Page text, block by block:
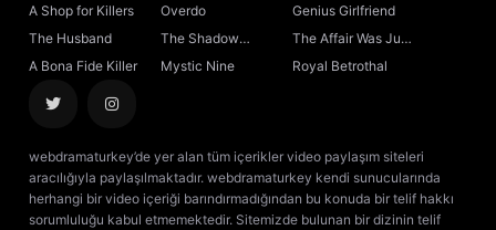
A Shop for Killers Overdo
Genius Girlfriend
The Husband
The Shadow
Sovereign
The Affair Was Just
the Beginning
A Bona Fide Killer Mystic Nine Royal Betrothal
webdramaturkey’de yer alan tüm içerikler video paylaşım siteleri
aracılığıyla paylaşılmaktadır. webdramaturkey kendi sunucularında
herhangi bir video içeriği barındırmadığından bu konuda bir telif hakkı
sorumluluğu kabul etmemektedir. Sitemizde bulunan bir dizinin telif